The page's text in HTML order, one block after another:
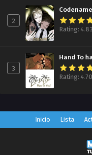
2
Rating:
3
Hand To
Rating:
Inicio Lista